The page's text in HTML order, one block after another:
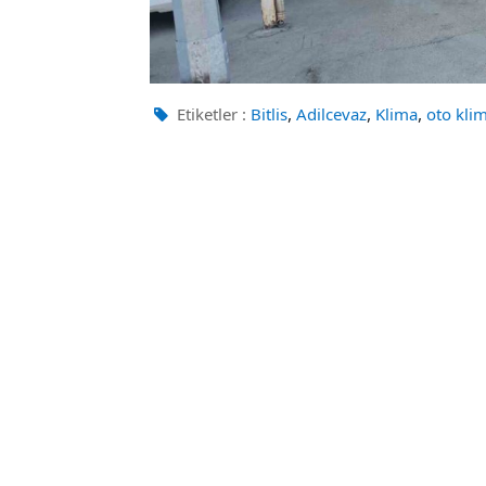
Etiketler : Bitlis, Adilcevaz, Klima, oto